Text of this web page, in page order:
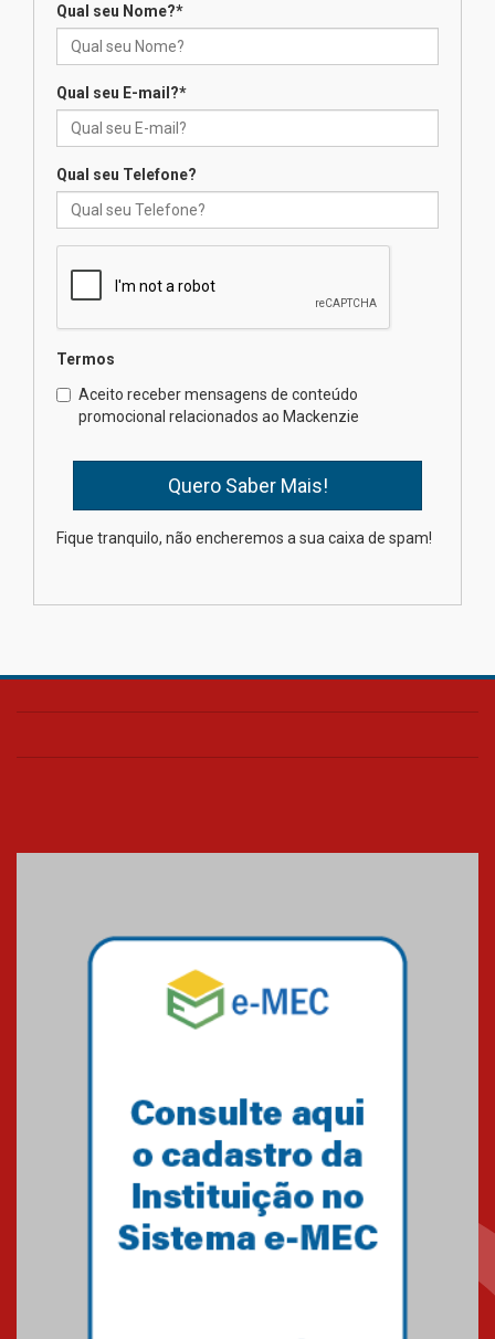
das novas tecnologias em
calouros do segundo semestre
04.08.2026
Brasília prepara seus
estudantes para o PAS antes
mesmo do Ensino Médio
na educação dos filhos além da
Qual seu Nome?*
Qual seu E-mail?*
Qual seu Telefone?
Termos
Aceito receber mensagens de conteúdo
promocional relacionados ao Mackenzie
Fique tranquilo, não encheremos a sua caixa de spam!